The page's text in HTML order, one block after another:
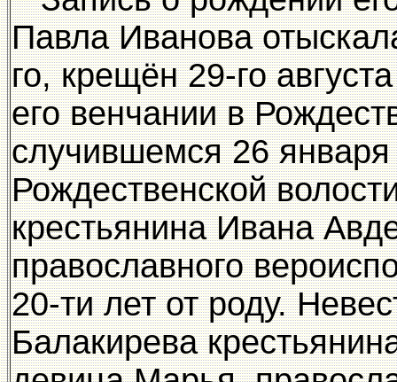
Павла Иванова
го, крещён 29-го
его венчании в
случившемся 26
Рождественской
крестьянина Ивана
православного
20-ти лет от роду.
Балакирева